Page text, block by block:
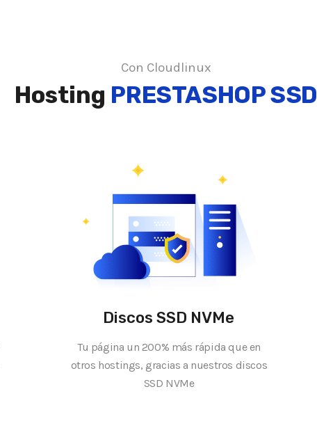
Con Cloudlinux
Hosting PRESTASHOP SSD
Discos SSD NVMe
Tu página un 200% más rápida que en
otros hostings, gracias a nuestros discos
SSD NVMe